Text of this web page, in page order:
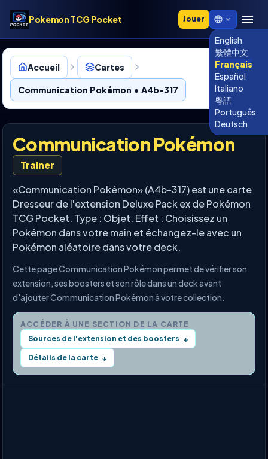
Pokemon TCG Pocket Jouer
English
繁體中文
Français
Español
Italiano
粵語
Português
Deutsch
Accueil Cartes
Communication Pokémon • A4b-317
Communication Pokémon
Trainer
«Communication Pokémon» (A4b-317) est une carte
Dresseur de l'extension Deluxe Pack ex de Pokémon
TCG Pocket. Type : Objet. Effet : Choisissez un
Pokémon dans votre main et échangez-le avec un
Pokémon aléatoire dans votre deck.
Cette page Communication Pokémon permet de vérifier son
extension, ses boosters et son rôle dans un deck avant
d'ajouter Communication Pokémon à votre collection.
ACCÉDER À UNE SECTION DE LA CARTE
Sources de l'extension et des boosters ↓
Détails de la carte ↓